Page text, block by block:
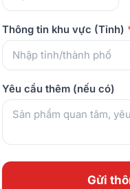
khỏe
khớp có
Lựa chọn
12, 2025
Thông tin khu vực (Tỉnh)
Yêu cầu thêm (nếu có)
Gửi